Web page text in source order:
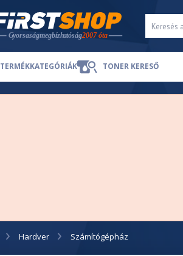
TERMÉKKATEGÓRIÁK TONER KERESŐ
Hardver Számítógépház